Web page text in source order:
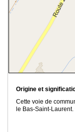
Origine et
Cette voie de
le Bas-Saint-